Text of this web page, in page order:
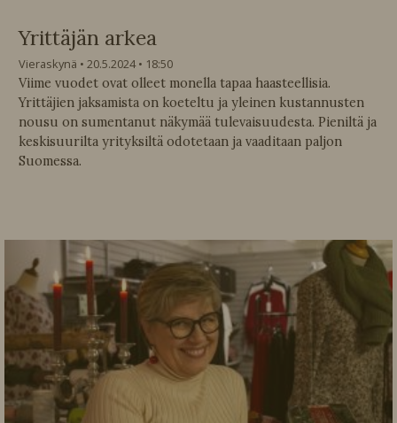
Yrittäjän arkea
Vieraskynä 20.5.2024
18:50
Viime vuodet ovat olleet monella tapaa haasteellisia.
Yrittäjien jaksamista on koeteltu ja yleinen kustannusten
nousu on sumentanut näkymää tulevaisuudesta. Pieniltä ja
keskisuurilta yrityksiltä odotetaan ja vaaditaan paljon
Suomessa.